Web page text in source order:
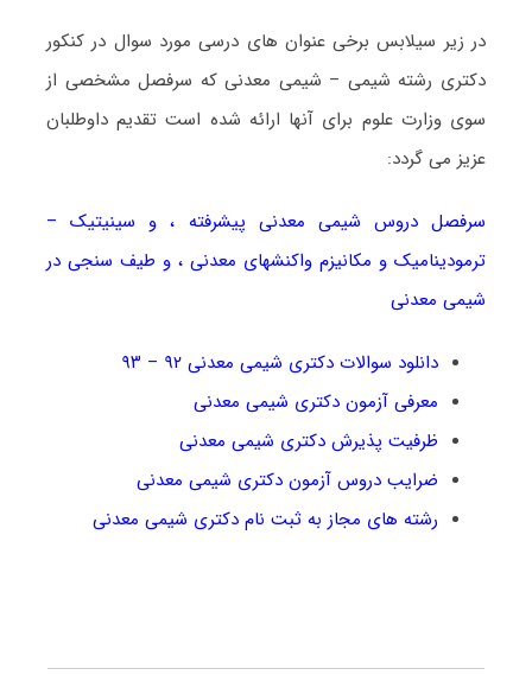
در زیر سیلابس برخی عنوان های درسی مورد سوال در کنکور
دکتری رشته شیمی – شیمی معدنی که سرفصل مشخصی از
سوی وزارت علوم برای آنها ارائه شده است تقدیم داوطلبان
عزیز می گردد:
سرفصل دروس شیمی معدنی پیشرفته ، و سینیتیک –
ترمودینامیک و مکانیزم واکنشهای معدنی ، و طیف سنجی در
شیمی معدنی
دانلود سوالات دکتری شیمی معدنی ۹۲ – ۹۳
معرفی آزمون دکتری شیمی معدنی
ظرفیت پذیرش دکتری شیمی معدنی
ضرایب دروس آزمون دکتری شیمی معدنی
رشته های مجاز به ثبت نام دکتری شیمی معدنی